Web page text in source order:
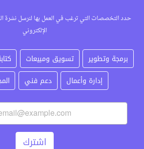
حدد التخصصات التي ترغب في العمل بها لنرسل نشرة
الإلكتروني
برمجة وتطوير تسويق ومبيعات
إدارة وأعمال
دعم فني
اشترك